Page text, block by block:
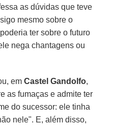
as dúvidas que teve
mesmo sobre o
ter sobre o futuro
nega chantagens ou
emCastel Gandolfo,
as fumaças e admite ter
do sucessor: ele tinha
nele". E, além disso,